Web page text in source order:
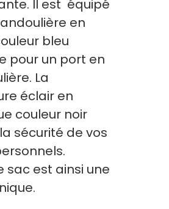
Il est équipé
en
bleu
pour un port en
La
éclair en
couleur noir
sécurité de vos
sac est ainsi une